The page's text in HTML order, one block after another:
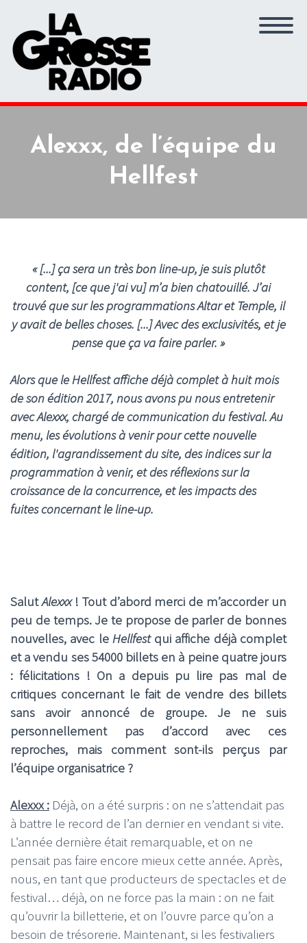
Alexxx, de l’équipe du
Hellfest
«[...] ça sera un très bon line-up, je suis plutôt
content, [ce que j'ai vu] m’a bien chatouillé. J’ai
trouvé que sur les programmations Altar et Temple, il
y avait de belles choses. [...] Avec des exclusivités, et je
pense que ça va faire parler. »
Alors que le Hellfest affiche déjà complet à huit mois
de son édition 2017, nous avons pu nous entretenir
avec Alexxx, chargé de communication du festival. Au
menu, les évolutions à venir pour cette nouvelle
édition, l'agrandissement du site, des indices sur la
programmation à venir, et des réflexions sur la
croissance de la concurrence, et les impacts des
fuites concernant le line-up.
SalutAlexxx ! Tout d’abord merci de m’accorder un
peu de temps. Je te propose de parler de bonnes
nouvelles, avec le Hellfest qui affiche déjà complet
et a vendu ses 54000 billets en à peine quatre jours
: félicitations ! On a depuis pu lire pas mal de
critiques concernant le fait de vendre des billets
sans avoir annoncé de groupe. Je ne suis
personnellement pas d’accord avec ces
reproches, mais comment sont-ils perçus par
l’équipe organisatrice ?
Alexxx : Déjà, on a été surpris : on ne s’attendait pas
à battre le record de l’an dernier en vendant si vite.
L’année dernière était remarquable, et on ne
pensait pas faire encore mieux cette année. Après,
nous, en tant que producteurs de spectacles et de
festival… déjà, on ne force pas la main : on ne fait
qu’ouvrir la billetterie, et on l’ouvre parce qu’on a
besoin de trésorerie. Maintenant, si les festivaliers